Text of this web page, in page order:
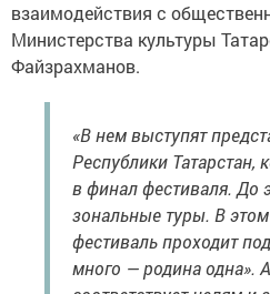
взаимодействия с
Министерства культуры
Файзрахманов.
«В нем выступят
Республики
в финал фестиваля. До
зональные туры. В этом
фестиваль проходит
много — родина одна».